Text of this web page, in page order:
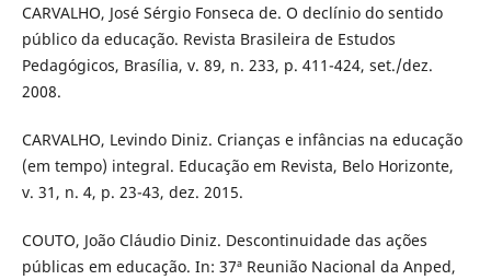
CARVALHO, José Sérgio Fonseca de. O declínio do sentido
público da educação. Revista Brasileira de Estudos
Pedagógicos, Brasília, v. 89, n. 233, p. 411-424, set./dez.
2008.
CARVALHO, Levindo Diniz. Crianças e infâncias na educação
(em tempo) integral. Educação em Revista, Belo Horizonte,
v. 31, n. 4, p. 23-43, dez. 2015.
COUTO, João Cláudio Diniz. Descontinuidade das ações
públicas em educação. In: 37ª Reunião Nacional da Anped,